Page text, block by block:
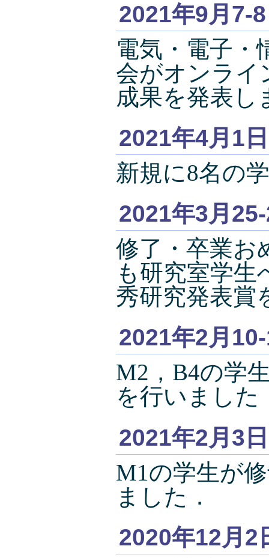
2021年9月7-
電気・電子・
会がオンライ
成果を発表し
2021年4月1日
新規に8名の
2021年3月
修了・卒業お
も研究室学生
秀研究発表賞
2021年2月
M2，B4の学
を行いました
2021年2月3日
M1の学生が
ました．
2020年12月2